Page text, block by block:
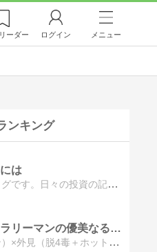
リーダー ログイン メニュー
ンキング
は
株式投資のブログです。日々の投資の記録を投稿していき億り人を目指します。おすすめな株主優待や配当金を紹介していきます。投資に興味を持っていただけたら、参考にしていただけたらと思います。
アラフィフサラリーマンの優美なる株投資ブログ
株（優待メイン）×外見（脱4毒＋ホットヨガ）